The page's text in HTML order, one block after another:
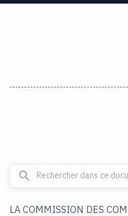
LA COMMISSION DES